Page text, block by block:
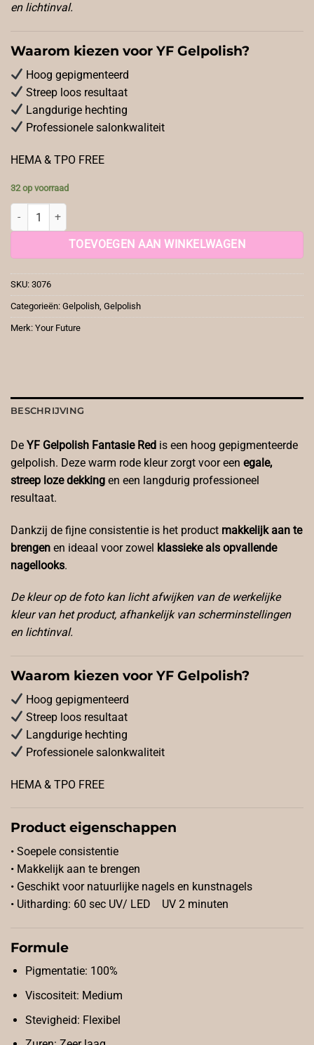
en lichtinval.
Waarom kiezen voor YF Gelpolish?
Hoog gepigmenteerd
Streep loos resultaat
Langdurige hechting
Professionele salonkwaliteit
HEMA & TPO FREE
32 op voorraad
YF Gelpolish Fantasie Red aantal
TOEVOEGEN AAN WINKELWAGEN
SKU: 3076
Categorieën: Gelpolish, Gelpolish
Merk: Your Future
BESCHRIJVING
De YF Gelpolish Fantasie Red is een hoog gepigmenteerde
gelpolish. Deze warm rode kleur zorgt voor een egale,
streep loze dekking en een langdurig professioneel
resultaat.
Dankzij de fijne consistentie is het product makkelijk aan te
brengen en ideaal voor zowel klassieke als opvallende
nagellooks.
De kleur op de foto kan licht afwijken van de werkelijke
kleur van het product, afhankelijk van scherminstellingen
en lichtinval.
Waarom kiezen voor YF Gelpolish?
Hoog gepigmenteerd
Streep loos resultaat
Langdurige hechting
Professionele salonkwaliteit
HEMA & TPO FREE
Product eigenschappen
• Soepele consistentie
• Makkelijk aan te brengen
• Geschikt voor natuurlijke nagels en kunstnagels
• Uitharding: 60 sec UV/ LED UV 2 minuten
Formule
Pigmentatie: 100%
Viscositeit: Medium
Stevigheid: Flexibel